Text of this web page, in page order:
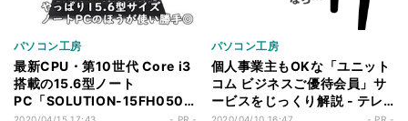
パソコン工房
最新CPU・第10世代 Core i3
搭載の15.6型ノート
PC「SOLUTION-15FH050-
i3-UCEL」 - 【テレワークに
パソコン工房
個人事業主もOKな「ユニット
コム ビジネスご優待会員」サ
ービスをじっくり解説 - テレ
ワーク関連製品も多数用意！